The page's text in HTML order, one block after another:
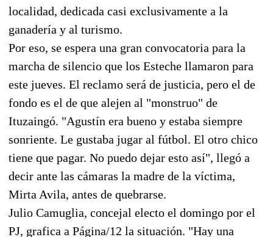
localidad, dedicada casi exclusivamente a la
ganadería y al turismo.
Por eso, se espera una gran convocatoria para la
marcha de silencio que los Esteche llamaron para
este jueves. El reclamo será de justicia, pero el de
fondo es el de que alejen al "monstruo" de
Ituzaingó. "Agustín era bueno y estaba siempre
sonriente. Le gustaba jugar al fútbol. El otro chico
tiene que pagar. No puedo dejar esto así", llegó a
decir ante las cámaras la madre de la víctima,
Mirta Avila, antes de quebrarse.
Julio Camuglia, concejal electo el domingo por el
PJ, grafica a Página/12 la situación. "Hay una